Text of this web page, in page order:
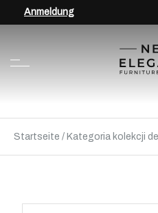
Anmeldung
Startseite / Kategoria kolekcji de